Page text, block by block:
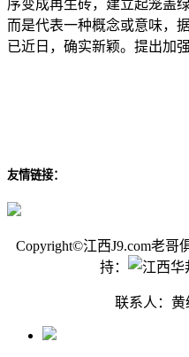
序变成再生砖，建立起笼盖
而是代表一种概念或意味，
已近日，确实新颖。提出加
友情链接：
Copyright©江西J9.com老哥
持：
联系人：